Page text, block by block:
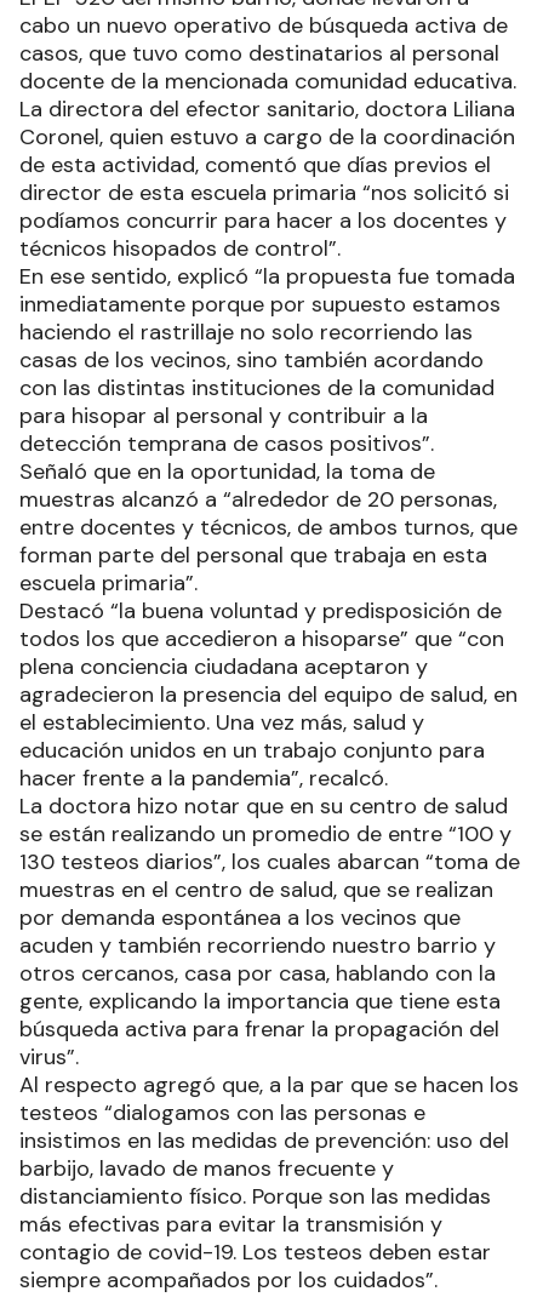
cabo un nuevo operativo de búsqueda activa de
casos, que tuvo como destinatarios al personal
docente de la mencionada comunidad educativa.
La directora del efector sanitario, doctora Liliana
Coronel, quien estuvo a cargo de la coordinación
de esta actividad, comentó que días previos el
director de esta escuela primaria “nos solicitó si
podíamos concurrir para hacer a los docentes y
técnicos hisopados de control”.
En ese sentido, explicó “la propuesta fue tomada
inmediatamente porque por supuesto estamos
haciendo el rastrillaje no solo recorriendo las
casas de los vecinos, sino también acordando
con las distintas instituciones de la comunidad
para hisopar al personal y contribuir a la
detección temprana de casos positivos”.
Señaló que en la oportunidad, la toma de
muestras alcanzó a “alrededor de 20 personas,
entre docentes y técnicos, de ambos turnos, que
forman parte del personal que trabaja en esta
escuela primaria”.
Destacó “la buena voluntad y predisposición de
todos los que accedieron a hisoparse” que “con
plena conciencia ciudadana aceptaron y
agradecieron la presencia del equipo de salud, en
el establecimiento. Una vez más, salud y
educación unidos en un trabajo conjunto para
hacer frente a la pandemia”, recalcó.
La doctora hizo notar que en su centro de salud
se están realizando un promedio de entre “100 y
130 testeos diarios”, los cuales abarcan “toma de
muestras en el centro de salud, que se realizan
por demanda espontánea a los vecinos que
acuden y también recorriendo nuestro barrio y
otros cercanos, casa por casa, hablando con la
gente, explicando la importancia que tiene esta
búsqueda activa para frenar la propagación del
virus”.
Al respecto agregó que, a la par que se hacen los
testeos “dialogamos con las personas e
insistimos en las medidas de prevención: uso del
barbijo, lavado de manos frecuente y
distanciamiento físico. Porque son las medidas
más efectivas para evitar la transmisión y
contagio de covid-19. Los testeos deben estar
siempre acompañados por los cuidados”.